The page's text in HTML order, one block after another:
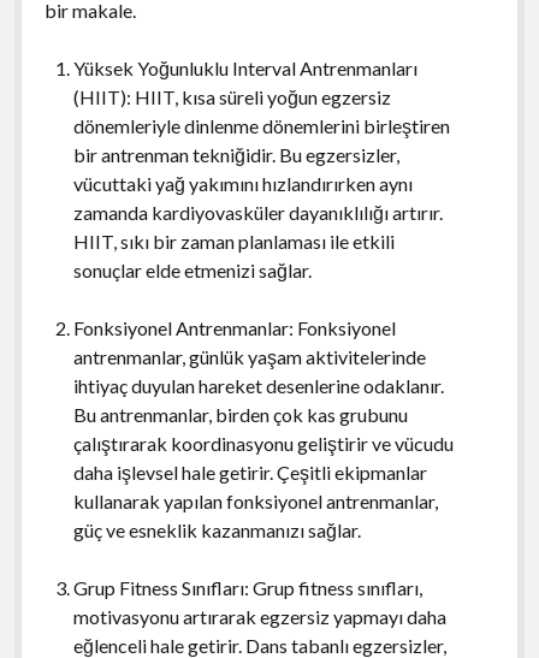
bir makale.
Yüksek Yoğunluklu Interval Antrenmanları
(HIIT): HIIT, kısa süreli yoğun egzersiz
dönemleriyle dinlenme dönemlerini birleştiren
bir antrenman tekniğidir. Bu egzersizler,
vücuttaki yağ yakımını hızlandırırken aynı
zamanda kardiyovasküler dayanıklılığı artırır.
HIIT, sıkı bir zaman planlaması ile etkili
sonuçlar elde etmenizi sağlar.
Fonksiyonel Antrenmanlar: Fonksiyonel
antrenmanlar, günlük yaşam aktivitelerinde
ihtiyaç duyulan hareket desenlerine odaklanır.
Bu antrenmanlar, birden çok kas grubunu
çalıştırarak koordinasyonu geliştirir ve vücudu
daha işlevsel hale getirir. Çeşitli ekipmanlar
kullanarak yapılan fonksiyonel antrenmanlar,
güç ve esneklik kazanmanızı sağlar.
Grup Fitness Sınıfları: Grup fitness sınıfları,
motivasyonu artırarak egzersiz yapmayı daha
eğlenceli hale getirir. Dans tabanlı egzersizler,